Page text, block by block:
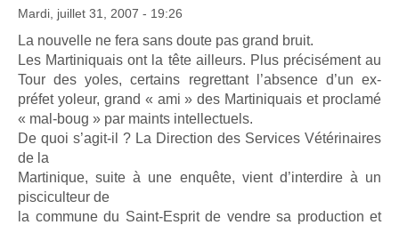
Mardi, juillet 31, 2007 - 19:26
La nouvelle ne fera sans doute pas grand bruit.
Les Martiniquais ont la tête ailleurs. Plus précisément au
Tour des yoles, certains regrettant l’absence d’un ex-
préfet yoleur, grand « ami » des Martiniquais et proclamé
« mal-boug » par maints intellectuels.
De quoi s’agit-il ? La Direction des Services Vétérinaires
de la
Martinique, suite à une enquête, vient d’interdire à un
pisciculteur de
la commune du Saint-Esprit de vendre sa production et